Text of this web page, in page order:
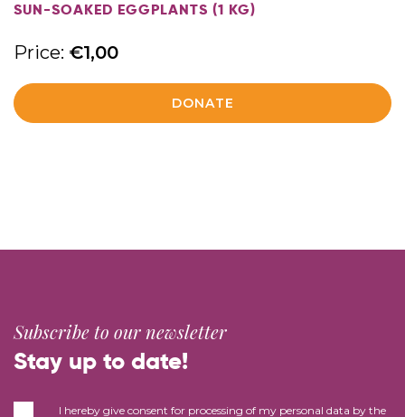
SUN-SOAKED EGGPLANTS (1 KG)
Price: €1,00
DONATE
Subscribe to our newsletter
Stay up to date!
I hereby give consent for processing of my personal data by the